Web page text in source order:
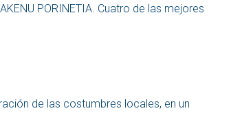
PORINETIA. Cuatro de las mejores
de las costumbres locales, en un